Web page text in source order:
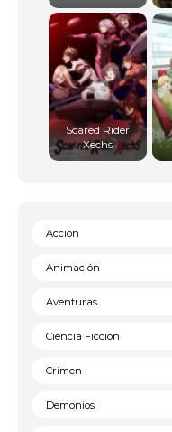
Scared Rider
Xechs
Acción
Animación
Aventuras
Ciencia Ficción
Crimen
Demonios